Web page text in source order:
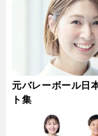
元バレーボール日
ト集